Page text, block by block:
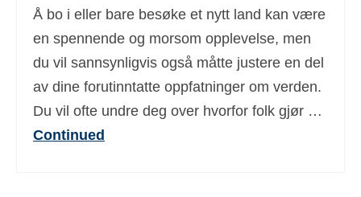
Å bo i eller bare besøke et nytt land kan være
en spennende og morsom opplevelse, men
du vil sannsynligvis også måtte justere en del
av dine forutinntatte oppfatninger om verden.
Du vil ofte undre deg over hvorfor folk gjør …
Continued